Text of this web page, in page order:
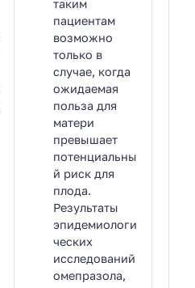
таким
пациентам
возможно
только в
случае, когда
ожидаемая
польза для
матери
превышает
потенциальны
й риск для
плода.
Результаты
эпидемиологи
ческих
исследований
омепразола,